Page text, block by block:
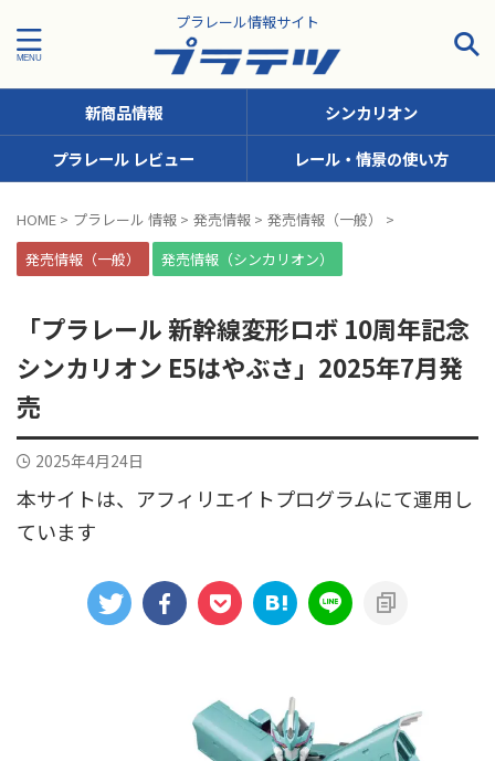
プラレール情報サイト
タグで探す！
JR九州
JR北海道 JR四国 JR東日本
MODEROID OTシリーズ（おしゃべりトーマス）
Sシリーズ（ナンバリングシリーズ）
きかんしゃトーマス
アニメシンカリオンあらすじ
カプセルプラレール（きかんしゃトーマス）
カプセルプラレール（鉄道会社）
テコロシリーズ・はじめてのプラレール ハッピーセット
新商品情報
シンカリオン
プラレール レビュー
レール・情景の使い方
HOME > プラレール 情報 > 発売情報 > 発売情報（一般）
>
発売情報（一般）
発売情報（シンカリオン）
「プラレール 新幹線変形ロボ 10周年記念
シンカリオン E5はやぶさ」2025年7月発
売
2025年4月24日
本サイトは、アフィリエイトプログラムにて運用し
ています